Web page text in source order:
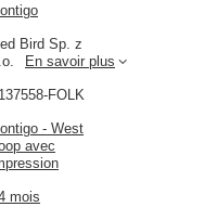
Bird Sp. z
En savoir plus
FOLK
- West
avec
mois